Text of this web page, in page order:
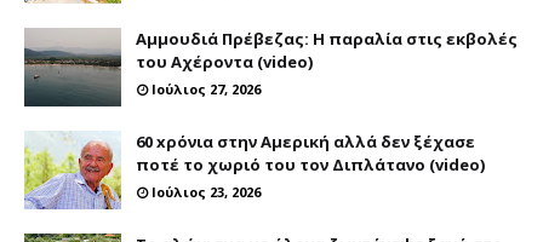
Αμμουδιά Πρέβεζας: Η παραλία στις εκβολές
του Αχέροντα (video)
Ιούλιος 27, 2026
60 xρόνια στην Αμερική αλλά δεν ξέχασε
ποτέ το χωριό του τον Διπλάτανο (video)
Ιούλιος 23, 2026